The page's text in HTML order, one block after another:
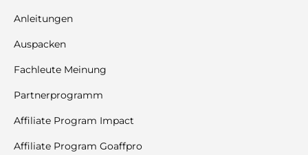
Anleitungen
Auspacken
Fachleute Meinung
Partnerprogramm
Affiliate Program Impact
Affiliate Program Goaffpro